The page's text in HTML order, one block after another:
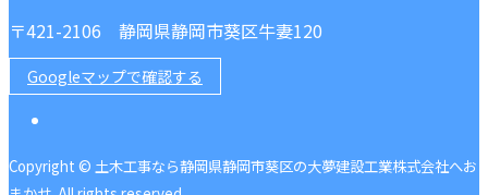
〒421-2106 静岡県静岡市葵区牛妻120
Googleマップで確認する
Copyright © 土木工事なら静岡県静岡市葵区の大夢建設工業株式会社へお